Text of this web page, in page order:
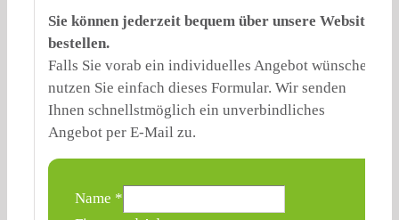
Sie können jederzeit bequem über unsere Website
bestellen.
Falls Sie vorab ein individuelles Angebot wünschen,
nutzen Sie einfach dieses Formular. Wir senden
Ihnen schnellstmöglich ein unverbindliches
Angebot per E-Mail zu.
Name *